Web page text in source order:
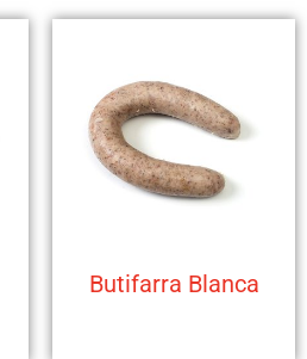
Butifarra Blanca